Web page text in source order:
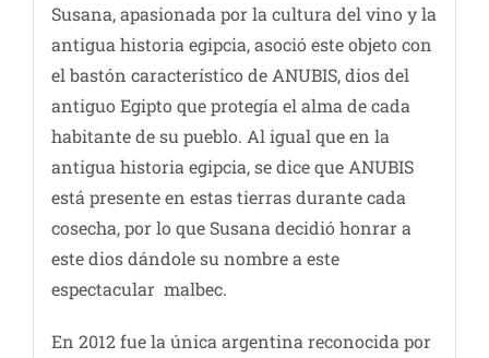
Susana, apasionada por la cultura del vino y la
antigua historia egipcia, asoció este objeto con
el bastón característico de ANUBIS, dios del
antiguo Egipto que protegía el alma de cada
habitante de su pueblo. Al igual que en la
antigua historia egipcia, se dice que ANUBIS
está presente en estas tierras durante cada
cosecha, por lo que Susana decidió honrar a
este dios dándole su nombre a este
espectacular malbec.
En 2012 fue la única argentina reconocida por